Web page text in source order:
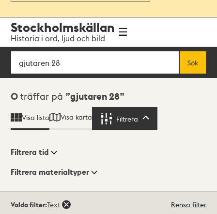
navigationen
huvudinnehållet
Stockholmskällan
Historia i ord, ljud och bild
Sök
Sök
Sökresultat
0 träffar på gjutaren 28
Visa lista Visa karta Filtrera
Visningsläge
Filtrera tid
Filtrera materialtyper
träffar
Valda filter:Text Rensa filter